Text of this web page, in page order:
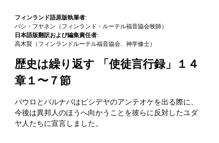
フィンランド語原版執筆者:
パシ・フヤネン（フィンランド・ルーテル福音協会牧師）
日本語版翻訳および編集責任者:
高木賢（フィンランドルーテル福音協会、神学修士）
歴史は繰り返す 「使徒言行録」１４
章１〜７節
パウロとバルナバはピシデヤのアンテオケを出る際に、
今後は異邦人のほうへ向かうことを彼らに反対したユダ
ヤ人たちに宣言しました。